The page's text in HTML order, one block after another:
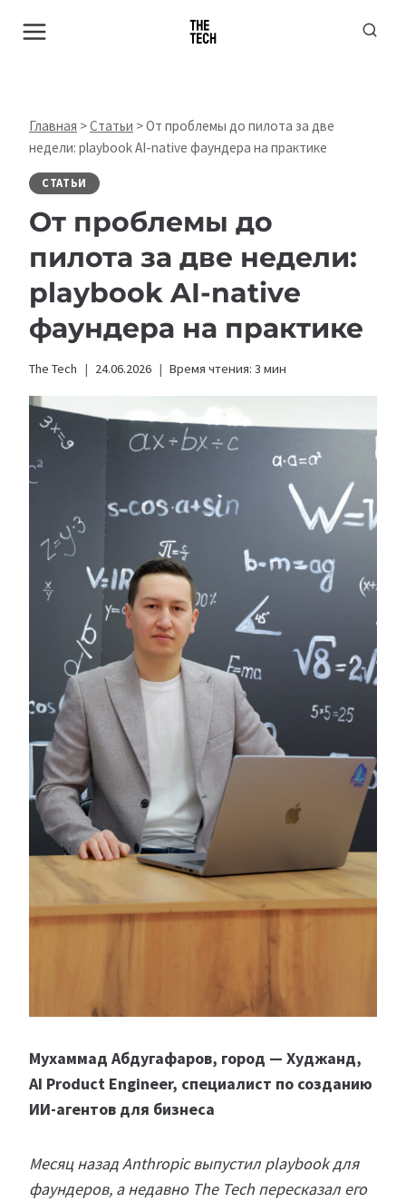
Главная >Статьи >От проблемы до пилота за две
недели: playbook AI-native фаундера на практике
СТАТЬИ
От проблемы до
пилота за две недели:
playbook AI-native
фаундера на практике
The Tech 24.06.2026 Время чтения: 3 мин
Мухаммад Абдугафаров, город — Худжанд,
AI Product Engineer, специалист по созданию
ИИ-агентов для бизнеса
Месяц назад Anthropic выпустил playbook для
фаундеров, а недавно The Tech пересказал его